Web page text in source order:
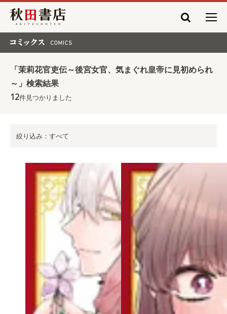
秋田書店
「茉莉花官吏伝～後宮女官、気まぐれ皇帝に見初められ
～」検索結果
12件見つかりました
絞り込み：すべて